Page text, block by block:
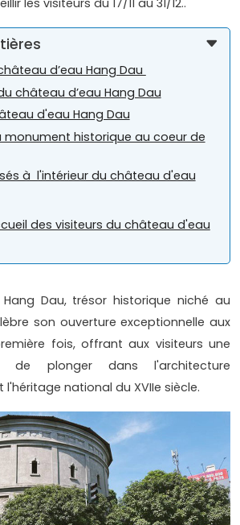
les visiteurs du 17/11 au 31/12..
d’eau Hang Dau
château d’eau Hang Dau
d'eau Hang Dau
monument historique au coeur de
à l'intérieur du château d'eau
des visiteurs du château d'eau
Dau, trésor historique niché au
son ouverture exceptionnelle aux
fois, offrant aux visiteurs une
de plonger dans l'architecture
national du XVIIe siècle.